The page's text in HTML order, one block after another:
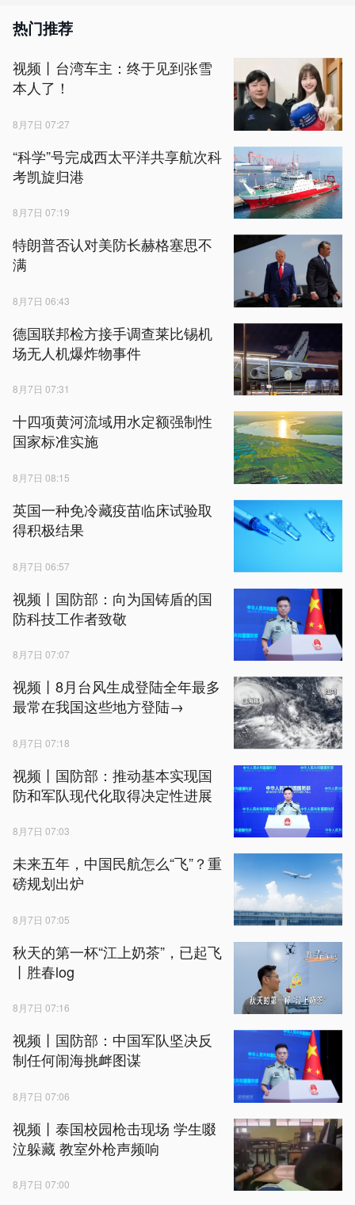
热门推荐
视频丨台湾车主：终于见到张雪
本人了！
8月7日 07:27
“科学”号完成西太平洋共享航次科
考凯旋归港
8月7日 07:19
特朗普否认对美防长赫格塞思不
满
8月7日 06:43
德国联邦检方接手调查莱比锡机
场无人机爆炸物事件
8月7日 07:31
十四项黄河流域用水定额强制性
国家标准实施
8月7日 08:15
英国一种免冷藏疫苗临床试验取
得积极结果
8月7日 06:57
视频丨国防部：向为国铸盾的国
防科技工作者致敬
8月7日 07:07
视频丨8月台风生成登陆全年最多
最常在我国这些地方登陆→
8月7日 07:18
视频丨国防部：推动基本实现国
防和军队现代化取得决定性进展
8月7日 07:03
未来五年，中国民航怎么“飞”？重
磅规划出炉
8月7日 07:05
秋天的第一杯“江上奶茶”，已起飞
丨胜春log
8月7日 07:16
视频丨国防部：中国军队坚决反
制任何闹海挑衅图谋
8月7日 07:06
视频丨泰国校园枪击现场 学生啜
泣躲藏 教室外枪声频响
8月7日 07:00